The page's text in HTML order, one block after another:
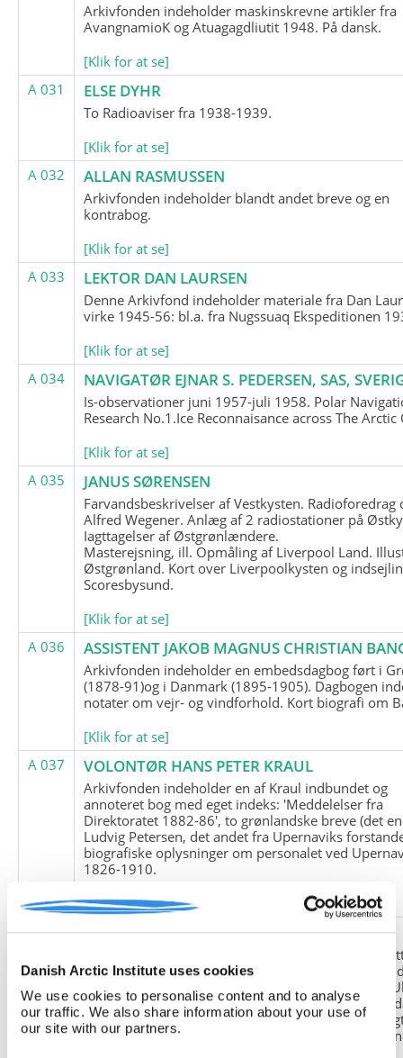
Danish Arctic Institute uses cookies
We use cookies to personalise content and to analyse
our traffic. We also share information about your use of
our site with our partners.
Arkivfonden indeholder maskinskrevne artikler fra
AvangnamioK og Atuagagdliutit 1948. På dansk.
[Klik for at se]
A 031
ELSE DYHR
To Radioaviser fra 1938-1939.
[Klik for at se]
A 032
ALLAN RASMUSSEN
Arkivfonden indeholder blandt andet breve og en
kontrabog.
[Klik for at se]
A 033
LEKTOR DAN LAURSEN
Denne Arkivfond indeholder materiale fra Dan
virke 1945-56: bl.a. fra Nugssuaq Ekspeditionen
[Klik for at se]
A 034
NAVIGATØR EJNAR S. PEDERSEN, SAS,
Is-observationer juni 1957-juli 1958. Polar
Research No.1.Ice Reconnaisance across The Arctic
[Klik for at se]
A 035
JANUS SØRENSEN
Farvandsbeskrivelser af Vestkysten. Radioforedrag
Alfred Wegener. Anlæg af 2 radiostationer på
Iagttagelser af Østgrønlændere.
Masterejsning, ill. Opmåling af Liverpool Land.
Østgrønland. Kort over Liverpoolkysten og
Scoresbysund.
[Klik for at se]
A 036
ASSISTENT JAKOB MAGNUS CHRISTIAN
Arkivfonden indeholder en embedsdagbog ført i
(1878-91)og i Danmark (1895-1905). Dagbogen
notater om vejr- og vindforhold. Kort biografi om
[Klik for at se]
A 037
VOLONTØR HANS PETER KRAUL
Arkivfonden indeholder en af Kraul indbundet og
annoteret bog med eget indeks: 'Meddelelser fra
Direktoratet 1882-86', to grønlandske breve (det
Ludvig Petersen, det andet fra Upernaviks
biografiske oplysninger om personalet ved
1826-1910.
[Klik for at se]
A 038
FRIEDRICH LITTMANN
Denne arkivfond indeholder en kopi af Friedrich
upublicerede erindringer. Originalen befinder sig i
tyske historiker Franz Selingers privatarkiv i byen
Tyskland. Friedrich Littmann var en af de tyske
der var med i vejrstationen "Holzauge" i Hansa
Nordøstgrønland under Anden Verdenskrig.